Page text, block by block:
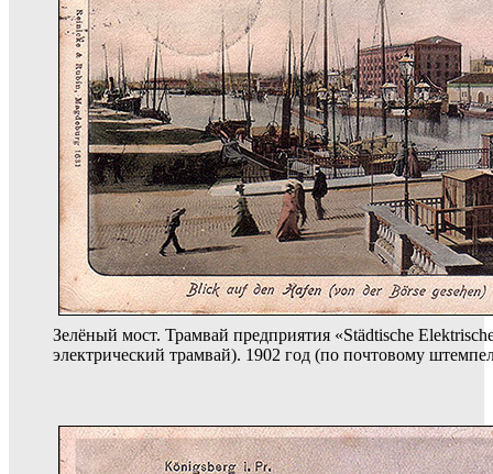
Зелёный мост. Трамвай предприятия «Städtische
электрический трамвай). 1902 год (по почтовому